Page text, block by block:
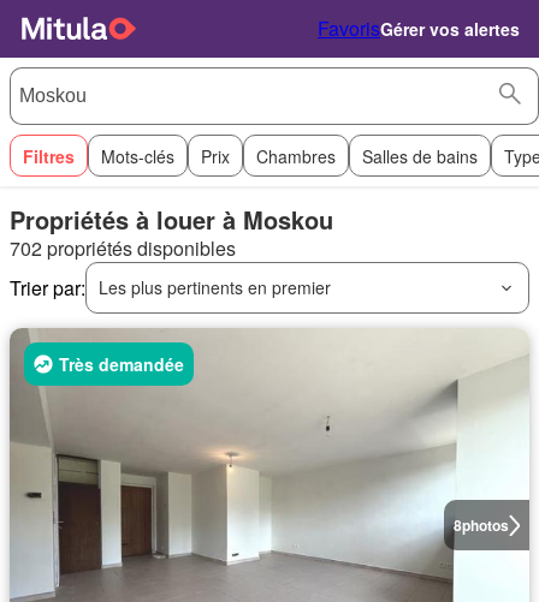
FavorisGérer vos alertes
Filtres Mots-clés Prix Chambres Salles de bains
Propriétés à louer à Moskou
702 propriétés disponibles
Trier par:
Les plus pertinents en premier
8photos
Très demandée